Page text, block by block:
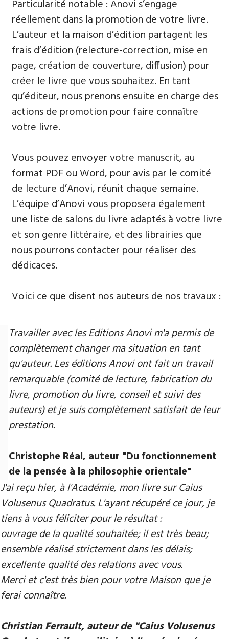
Particularité notable : Anovi s’engage
réellement dans la promotion de votre livre.
L’auteur et la maison d’édition partagent les
frais d’édition (relecture-correction, mise en
page, création de couverture, diffusion) pour
créer le livre que vous souhaitez. En tant
qu’éditeur, nous prenons ensuite en charge des
actions de promotion pour faire connaître
votre livre.
Vous pouvez envoyer votre manuscrit, au
format PDF ou Word, pour avis par le comité
de lecture d’Anovi, réunit chaque semaine.
L’équipe d’Anovi vous proposera également
une liste de salons du livre adaptés à votre livre
et son genre littéraire, et des librairies que
nous pourrons contacter pour réaliser des
dédicaces.
Voici ce que disent nos auteurs de nos travaux :
Travailler avec les Editions Anovi m'a permis de
complètement changer ma situation en tant
qu'auteur. Les éditions Anovi ont fait un travail
remarquable (comité de lecture, fabrication du
livre, promotion du livre, conseil et suivi des
auteurs) et je suis complètement satisfait de leur
prestation.
Christophe Réal, auteur ​"Du fonctionnement
de la pensée à la philosophie orientale"
J'ai reçu hier, à l'Académie, mon livre sur Caius
Volusenus Quadratus. L'ayant récupéré ce jour, je
tiens à vous féliciter pour le résultat :
ouvrage de la qualité souhaitée; il est très beau;
ensemble réalisé strictement dans les délais;
excellente qualité des relations avec vous.
Merci et c'est très bien pour votre Maison que je
ferai connaître.
Christian Ferrault, auteur de "Caius Volusenus